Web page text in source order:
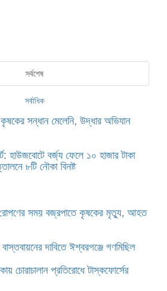
সর্বশেষ
সর্বাধিক
সন্ধান মেলেনি, উদ্ধার অভিযান
হাউজবোটে বর্জ্য ফেলে ১০ হাজার টাকা
৮টি নৌকা বিনষ্ট
রোপণের সময় বজ্রপাতে কৃষকের মৃত্যু, আহত
দাবিতে ঈশ্বরগঞ্জে গণমিছিল
চোরাচালান প্রতিরোধে টাস্কফোর্সের